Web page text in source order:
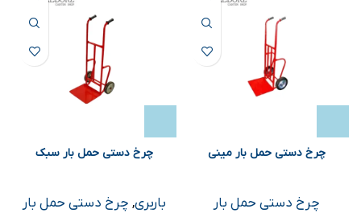
چرخ دستی حمل بار مینی
چرخ دستی حمل بار
چرخ دستی حمل بار سبک
باربری, چرخ دستی حمل بار